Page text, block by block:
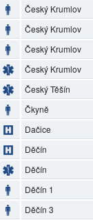
Český Krumlov
Český Krumlov
Český Krumlov
Český Krumlov
Český Těšín
Čkyně
Dačice
Děčín
Děčín
Děčín 1
Děčín 3